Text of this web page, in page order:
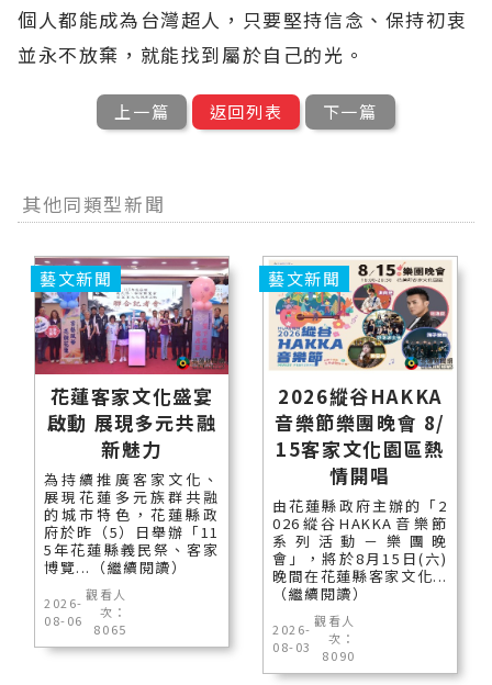
個人都能成為台灣超人，只要堅持信念、保持初衷
並永不放棄，就能找到屬於自己的光。
上一篇 返回列表 下一篇
其他同類型新聞
花蓮客家文化盛宴
啟動 展現多元共融
新魅力
為持續推廣客家文化、
展現花蓮多元族群共融
的城市特色，花蓮縣政
府於昨（5）日舉辦「11
5年花蓮縣義民祭、客家
博覽...（繼續閱讀）
2026-
08-06
觀看人
次：
8065
藝文新聞
2026縱谷HAKKA
音樂節樂團晚會 8/
15客家文化園區熱
情開唱
由花蓮縣政府主辦的「2
026縱谷HAKKA音樂節
系列活動－樂團晚
會」，將於8月15日(六)
晚間在花蓮縣客家文化...
（繼續閱讀）
2026-
08-03
觀看人
次：
8090
藝文新聞